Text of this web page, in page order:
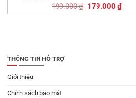
199.000₫ Giá
gốc
179.000₫Giá
hiện
THÔNG TIN HỖ TRỢ
Giới thiệu
Chính sách bảo mật